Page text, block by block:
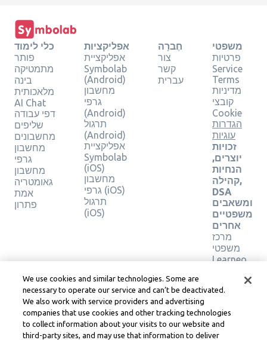
כלי לימוד
פותר
מתמטיקה
בינה
מלאכותית
AI Chat
דפי עבודה
שליפים
מחשבונים
מחשבון
גרפי
מחשבון
גאומטריה
אמת
פתרון
אפליקציות
אפליקציית
Symbolab
(Android)
מחשבון
גרפי
(Android)
תרגול
(Android)
אפליקציית
Symbolab
(iOS)
מחשבון
גרפי (iOS)
תרגול
(iOS)
חֶברָה
צור
קשר
עברית
משפטי
פרטיות
Service
Terms
מדיניות
קובצי
Cookie
הגדרות
עוגיות
זכויות
יוצרים,
הנחיות
קהילה,
DSA
ומשאבים
משפטיים
אחרים
מרכז
משפטי
Learneo
של
Symbolab, a Learneo, Inc. business
We use cookies and similar technologies. Some are
necessary to operate our service and can’t be deactivated.
We also work with service providers and advertising
companies that use cookies and other tracking technologies
to collect information about your visits to our website and
third-party sites, and may use that information to deliver